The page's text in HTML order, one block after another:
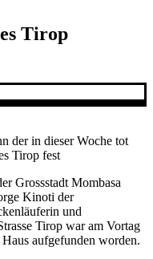
Tirop
der in dieser Woche tot
Tirop fest
Grossstadt Mombasa
Kinoti der
und
Tirop war am Vortag
aufgefunden worden.